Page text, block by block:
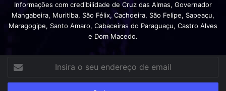
Informações com credibilidade de Cruz das Almas, Governador
Mangabeira, Muritiba, São Félix, Cachoeira, São Felipe, Sapeaçu,
Maragogipe, Santo Amaro, Cabaceiras do Paraguaçu, Castro Alves
e Dom Macedo.
seu